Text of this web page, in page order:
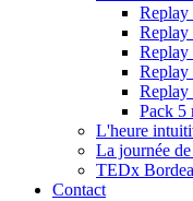
Replay
Replay
Replay
Replay
Pack 5
L'heure
La journée
TEDx
Contact